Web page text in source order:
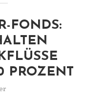
FONDS:
PROZENT